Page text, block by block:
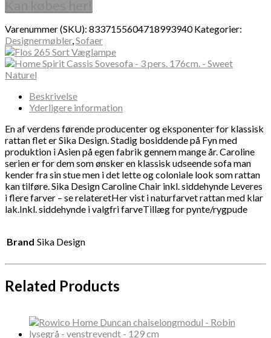
Varenummer (SKU): 8337155604718993940 Kategorier:
Designermøbler,Sofaer
Beskrivelse
Yderligere information
En af verdens førende producenter og eksponenter for klassisk
rattan flet er Sika Design. Stadig bosiddende på Fyn med
produktion i Asien på egen fabrik gennem mange år. Caroline
serien er for dem som ønsker en klassisk udseende sofa man
kender fra sin stue men i det lette og coloniale look som rattan
kan tilføre. Sika Design Caroline Chair inkl. siddehynde Leveres
i flere farver – se relateretHer vist i naturfarvet rattan med klar
lak.Inkl. siddehynde i valgfri farveTillæg for pynte/rygpude
Brand Sika Design
Related Products